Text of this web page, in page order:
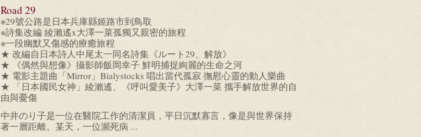
Road 29
※29號公路是日本兵庫縣姬路市到鳥取
※詩集改編 綾瀨遙x大澤一菜孤獨又親密的旅程
※一段幽默又傷感的療癒旅程
★ 改編自日本詩人中尾太一同名詩集《ルート29、解放》
★ 《偶然與想像》攝影師飯岡幸子 鮮明捕捉絢麗的生命之河
★ 電影主題曲「Mirror」Bialystocks 唱出當代孤寂 撫慰心靈的動人樂曲
★ 「日本國民女神」綾瀨遙、《呼叫愛美子》大澤一菜 攜手解放世界的自
由與憂傷
中井のり子是一位在醫院工作的清潔員，平日沉默寡言，像是與世界保持
著一層距離。某天，一位瀕死病 ...